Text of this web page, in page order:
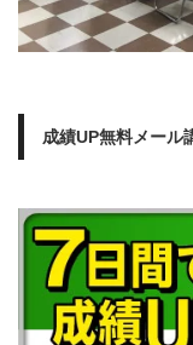
成績UP無料メール